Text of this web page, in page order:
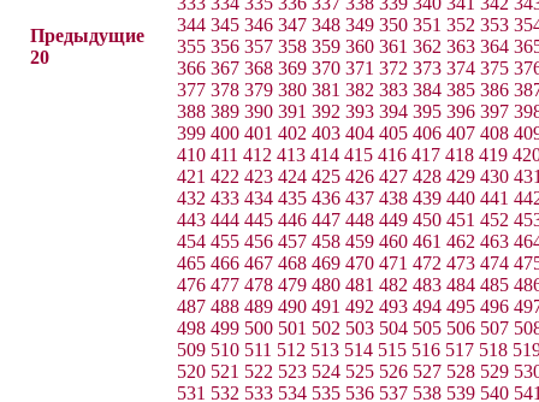
Предыдущие
20
344 345 346 347 348 349 350 351 352 353
355 356 357 358 359 360 361 362 363 364
366 367 368 369 370 371 372 373 374 375
377 378 379 380 381 382 383 384 385 386
388 389 390 391 392 393 394 395 396 397
399 400 401 402 403 404 405 406 407 408
410 411 412 413 414 415 416 417 418 419
421 422 423 424 425 426 427 428 429 430
432 433 434 435 436 437 438 439 440 441
443 444 445 446 447 448 449 450 451 452
454 455 456 457 458 459 460 461 462 463
465 466 467 468 469 470 471 472 473 474
476 477 478 479 480 481 482 483 484 485
487 488 489 490 491 492 493 494 495 496
498 499 500 501 502 503 504 505 506 507
509 510 511 512 513 514 515 516 517 518
520 521 522 523 524 525 526 527 528 529
531 532 533 534 535 536 537 538 539 540